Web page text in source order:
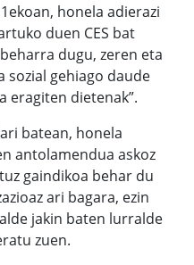
honela adierazi
duen CES bat
dugu, zeren eta
sozial gehiago daude
eragiten dietenak”.
batean, honela
antolamendua askoz
gaindikoa behar du
ari bagara, ezin
jakin baten lurralde
zuen.